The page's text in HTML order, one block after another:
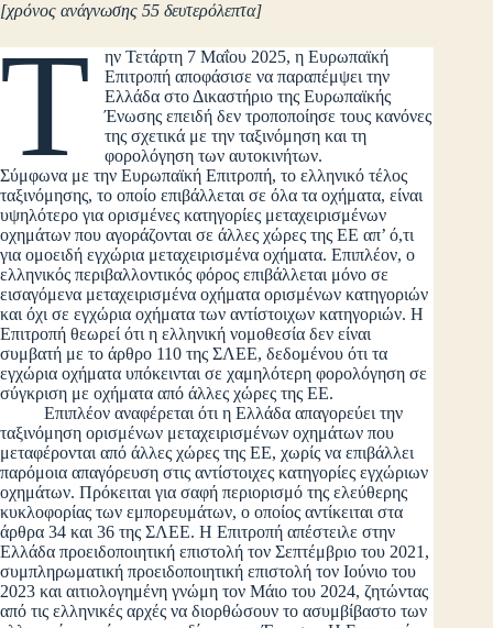
[χρόνος ανάγνωσης 55 δευτερόλεπτα]
Τ
ην Τετάρτη 7 Μαΐου 2025, η Ευρωπαϊκή
Επιτροπή αποφάσισε να παραπέμψει την
Ελλάδα στο Δικαστήριο της Ευρωπαϊκής
Ένωσης επειδή δεν τροποποίησε τους κανόνες
της σχετικά με την ταξινόμηση και τη
φορολόγηση των αυτοκινήτων.
Σύμφωνα με την Ευρωπαϊκή Επιτροπή, το ελληνικό τέλος
ταξινόμησης, το οποίο επιβάλλεται σε όλα τα οχήματα, είναι
υψηλότερο για ορισμένες κατηγορίες μεταχειρισμένων
οχημάτων που αγοράζονται σε άλλες χώρες της ΕΕ απ’ ό,τι
για ομοειδή εγχώρια μεταχειρισμένα οχήματα. Επιπλέον, ο
ελληνικός περιβαλλοντικός φόρος επιβάλλεται μόνο σε
εισαγόμενα μεταχειρισμένα οχήματα ορισμένων κατηγοριών
και όχι σε εγχώρια οχήματα των αντίστοιχων κατηγοριών. Η
Επιτροπή θεωρεί ότι η ελληνική νομοθεσία δεν είναι
συμβατή με το άρθρο 110 της ΣΛΕΕ, δεδομένου ότι τα
εγχώρια οχήματα υπόκεινται σε χαμηλότερη φορολόγηση σε
σύγκριση με οχήματα από άλλες χώρες της ΕΕ.
Επιπλέον αναφέρεται ότι η Ελλάδα απαγορεύει την
ταξινόμηση ορισμένων μεταχειρισμένων οχημάτων που
μεταφέρονται από άλλες χώρες της ΕΕ, χωρίς να επιβάλλει
παρόμοια απαγόρευση στις αντίστοιχες κατηγορίες εγχώριων
οχημάτων. Πρόκειται για σαφή περιορισμό της ελεύθερης
κυκλοφορίας των εμπορευμάτων, ο οποίος αντίκειται στα
άρθρα 34 και 36 της ΣΛΕΕ. Η Επιτροπή απέστειλε στην
Ελλάδα προειδοποιητική επιστολή τον Σεπτέμβριο του 2021,
συμπληρωματική προειδοποιητική επιστολή τον Ιούνιο του
2023 και αιτιολογημένη γνώμη τον Μάιο του 2024, ζητώντας
από τις ελληνικές αρχές να διορθώσουν το ασυμβίβαστο των